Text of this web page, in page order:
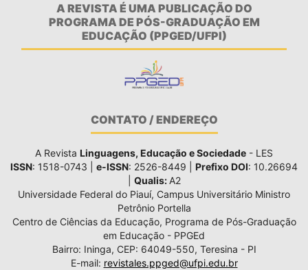
A REVISTA É UMA PUBLICAÇÃO DO
PROGRAMA DE PÓS-GRADUAÇÃO EM
EDUCAÇÃO (PPGED/UFPI)
CONTATO / ENDEREÇO
A Revista Linguagens, Educação e Sociedade - LES
ISSN: 1518-0743 | e-ISSN: 2526-8449 | Prefixo DOI: 10.26694
Qualis: A2
Universidade Federal do Piauí, Campus Universitário Ministro
Petrônio Portella
Centro de Ciências da Educação, Programa de Pós-Graduação
em Educação - PPGEd
Bairro: Ininga, CEP: 64049-550, Teresina - PI
E-mail: revistales.ppged@ufpi.edu.br